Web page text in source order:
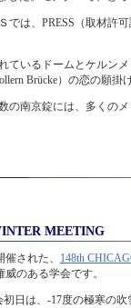
では、PRESS（取材許
ているドームとケルン
Brücke）の恋の願
の南京錠には、多くの
MEETING
された、 148th
のある学会です。
初日は、-17度の極寒の